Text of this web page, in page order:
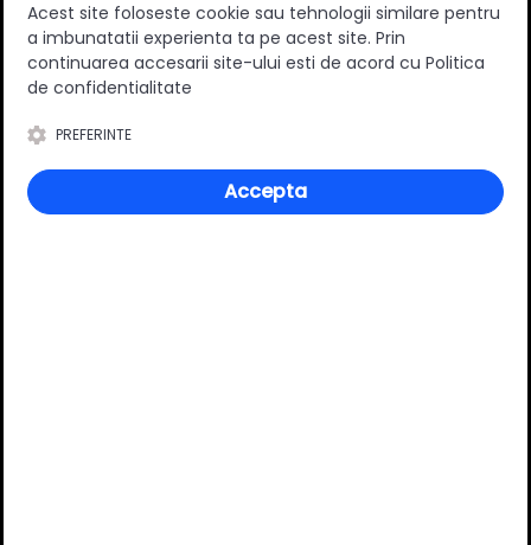
Varianta extragere
Totala
Capacitate portanta (kg)
Acest site foloseste cookie sau tehnologii similare pentru
a imbunatatii experienta ta pe acest site. Prin
continuarea accesarii site-ului esti de acord cu Politica
de confidentialitate
PREFERINTE
Accepta